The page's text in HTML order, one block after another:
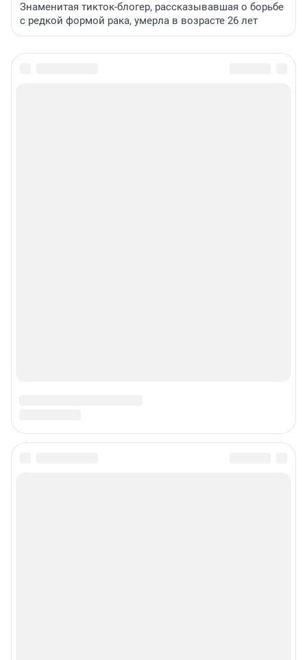
Знаменитая тикток-блогер, рассказывавшая о борьбе
с редкой формой рака, умерла в возрасте 26 лет